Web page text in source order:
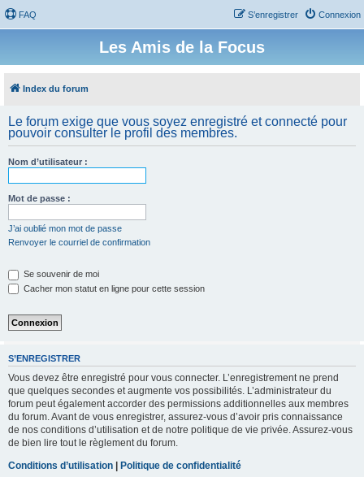
FAQ Connexion
S’enregistrer
Les Amis de la Focus
Index du forum
Le forum exige que vous soyez enregistré et connecté pour
pouvoir consulter le profil des membres.
Nom d’utilisateur :
Mot de passe :
J’ai oublié mon mot de passe
Renvoyer le courriel de confirmation
Se souvenir de moi
Cacher mon statut en ligne pour cette session
S’ENREGISTRER
Vous devez être enregistré pour vous connecter. L’enregistrement ne prend
que quelques secondes et augmente vos possibilités. L’administrateur du
forum peut également accorder des permissions additionnelles aux membres
du forum. Avant de vous enregistrer, assurez-vous d’avoir pris connaissance
de nos conditions d’utilisation et de notre politique de vie privée. Assurez-vous
de bien lire tout le règlement du forum.
Conditions d’utilisation | Politique de confidentialité